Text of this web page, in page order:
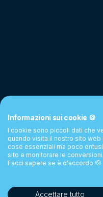
Informazioni sui cookie 🍪
I cookie sono piccoli dati che
quando visita il nostro sito
cose essenziali ma poco
sito e monitorare le
Facci sapere se è d'accordo 🫡
Accettare tutto